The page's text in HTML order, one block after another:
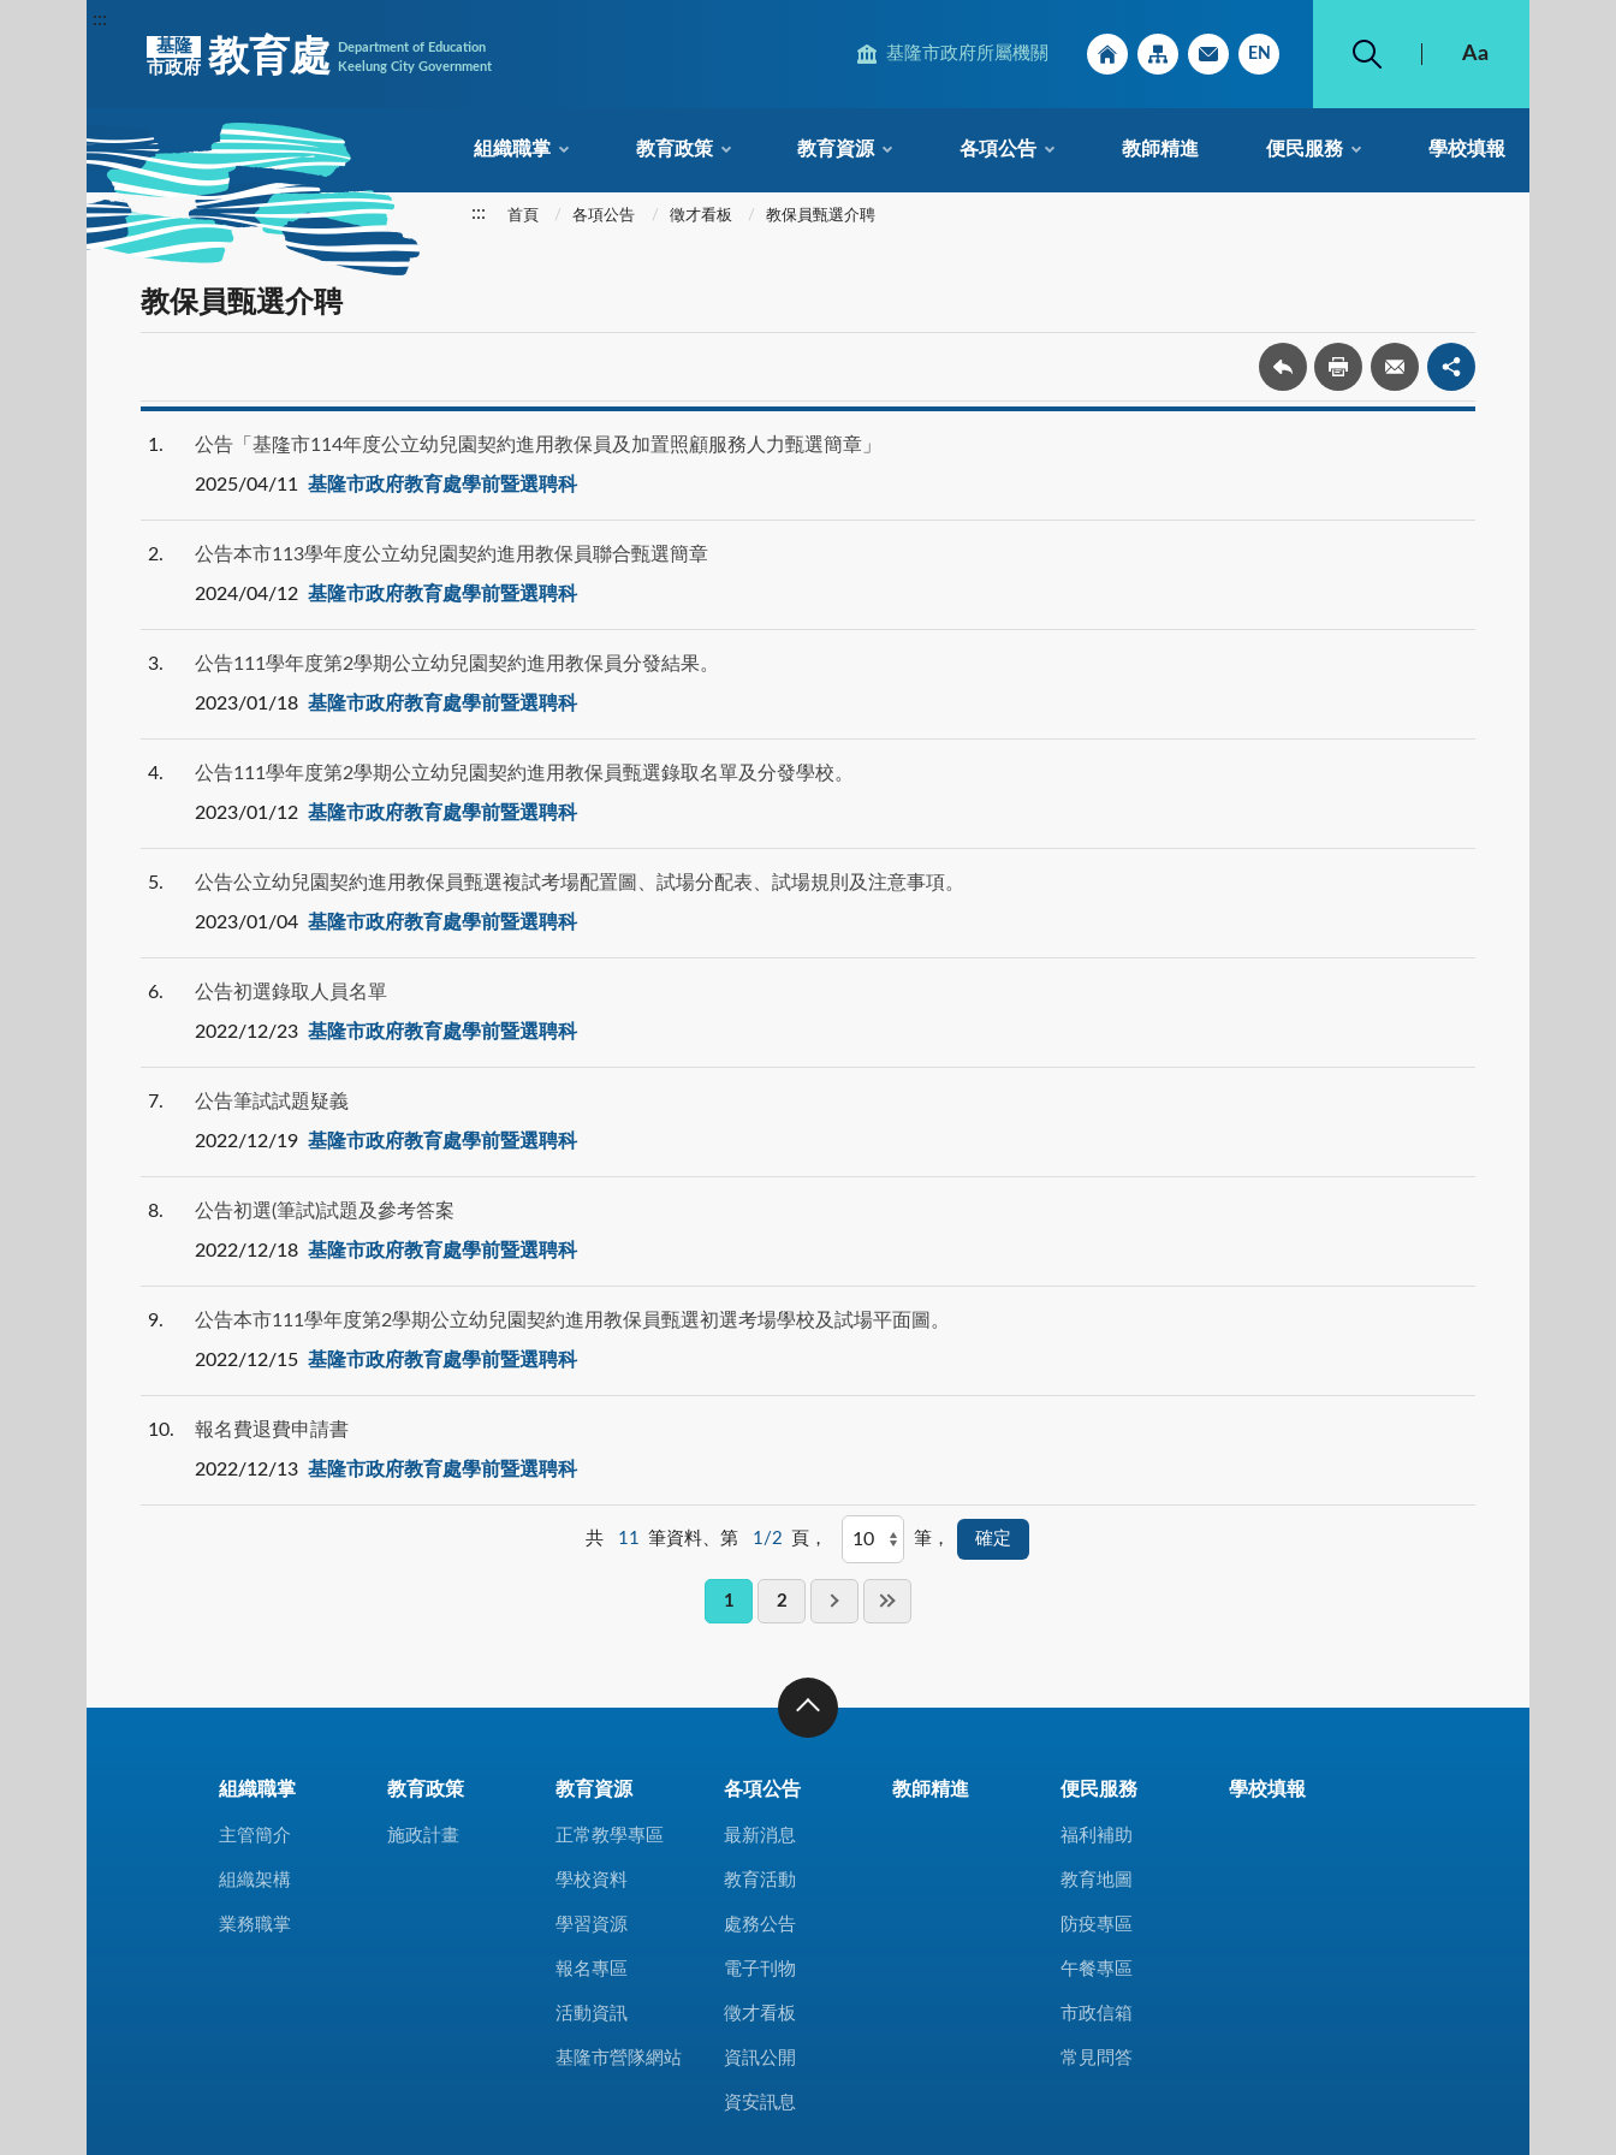
:::
基隆
市政府 教育處
Department of Education
Keelung City Government
基隆市政府所屬機關
組織職掌 教育政策 教育資源 各項公告 教師精進 便民服務 學校填報
::: 首頁 各項公告 徵才看板 教保員甄選介聘
教保員甄選介聘
1 公告「基隆市114年度公立幼兒園契約進用教保員及加置照顧服務人力甄選簡章」
2025/04/11 基隆市政府教育處學前暨選聘科
2 公告本市113學年度公立幼兒園契約進用教保員聯合甄選簡章
2024/04/12 基隆市政府教育處學前暨選聘科
3 公告111學年度第2學期公立幼兒園契約進用教保員分發結果。
2023/01/18 基隆市政府教育處學前暨選聘科
4 公告111學年度第2學期公立幼兒園契約進用教保員甄選錄取名單及分發學校。
2023/01/12 基隆市政府教育處學前暨選聘科
5 公告公立幼兒園契約進用教保員甄選複試考場配置圖、試場分配表、試場規則及注意事項。
2023/01/04 基隆市政府教育處學前暨選聘科
6 公告初選錄取人員名單
2022/12/23 基隆市政府教育處學前暨選聘科
7 公告筆試試題疑義
2022/12/19 基隆市政府教育處學前暨選聘科
8 公告初選(筆試)試題及參考答案
2022/12/18 基隆市政府教育處學前暨選聘科
9 公告本市111學年度第2學期公立幼兒園契約進用教保員甄選初選考場學校及試場平面圖。
2022/12/15 基隆市政府教育處學前暨選聘科
10 報名費退費申請書
2022/12/13 基隆市政府教育處學前暨選聘科
共 11 筆資料、第 1/2 頁， 筆，
1 2
組織職掌
主管簡介
組織架構
業務職掌
教育政策
施政計畫
教育資源
正常教學專區
學校資料
學習資源
報名專區
活動資訊
基隆市營隊網站
各項公告
最新消息
教育活動
處務公告
電子刊物
徵才看板
資訊公開
資安訊息
教師精進 便民服務
福利補助
教育地圖
防疫專區
午餐專區
市政信箱
常見問答
學校填報